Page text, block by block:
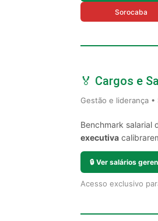
Sorocaba
🏅 Cargos e
Gestão e liderança •
Benchmark salarial
executiva
🔒 Ver salários
Acesso exclusivo